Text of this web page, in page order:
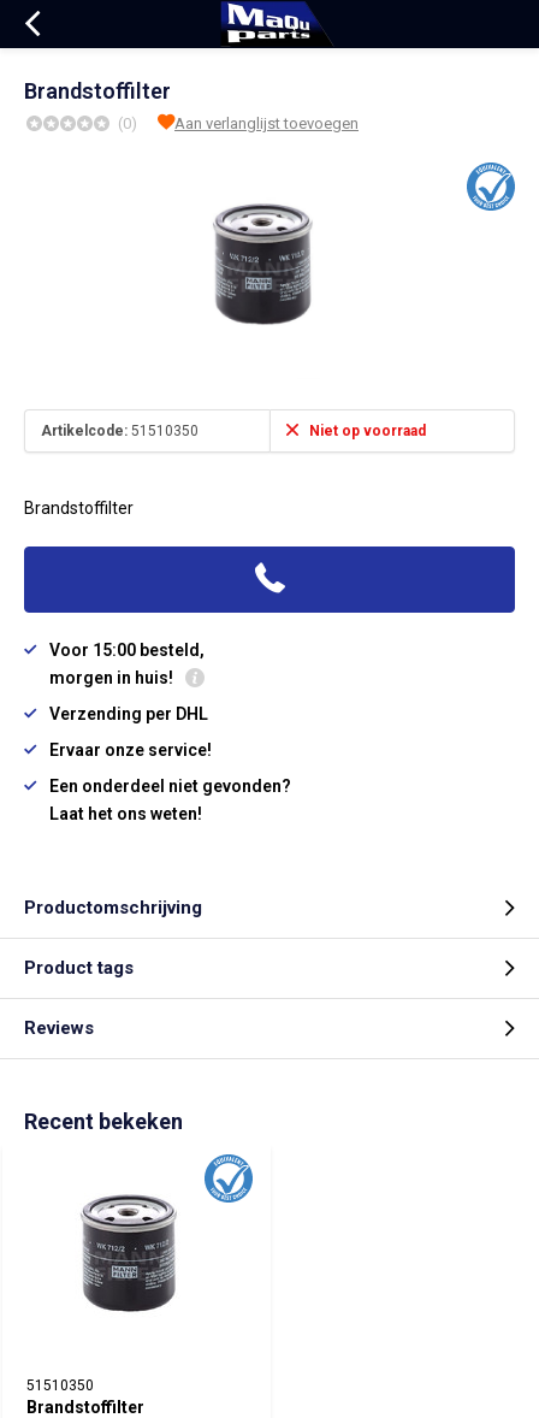
Brandstoffilter
(0) Aan verlanglijst toevoegen
Artikelcode: 51510350 Niet op voorraad
Brandstoffilter
Voor 15:00 besteld,
morgen in huis!
Verzending per DHL
Ervaar onze service!
Een onderdeel niet gevonden?
Laat het ons weten!
Productomschrijving
Product tags
Reviews
Recent bekeken
51510350
Brandstoffilter